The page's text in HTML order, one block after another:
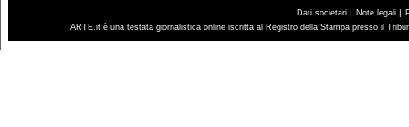
Dati societari | Note legali |
ARTE.it è una testata giornalistica online iscritta al Registro della Stampa presso il